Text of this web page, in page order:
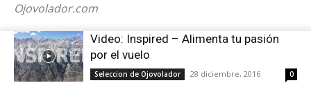
Ojovolador.com
Video: Inspired – Alimenta tu pasión
por el vuelo
Seleccion de Ojovolador 28 diciembre, 2016 0